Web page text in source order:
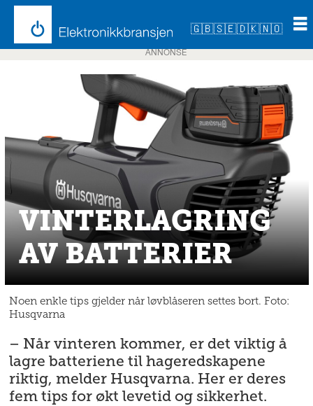
🇬🇧🇸🇪🇩🇰🇳🇴
ANNONSE
VINTERLAGRING
AV BATTERIER
Noen enkle tips gjelder når løvblåseren settes bort. Foto:
Husqvarna
– Når vinteren kommer, er det viktig å
lagre batteriene til hageredskapene
riktig, melder Husqvarna. Her er deres
fem tips for økt levetid og sikkerhet.